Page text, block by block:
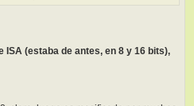
ISA (estaba de antes, en 8 y 16 bits),